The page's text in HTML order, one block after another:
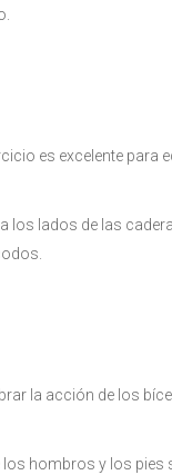
es excelente para
los lados de las
la acción de los
hombros y los pies